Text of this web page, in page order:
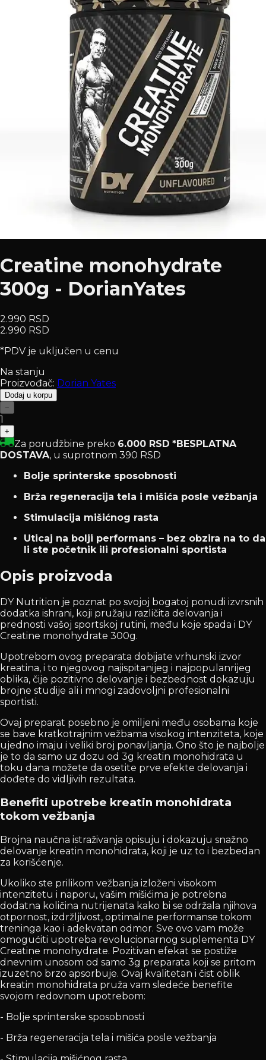
Creatine monohydrate
300g - DorianYates
2.990 RSD
2.990 RSD
*PDV je uključen u cenu
Na stanju
Proizvođač: Dorian Yates
Dodaj u korpu
−
1
+
Za porudžbine preko 6.000 RSD *BESPLATNA
DOSTAVA, u suprotnom 390 RSD
Bolje sprinterske sposobnosti
Brža regeneracija tela i mišića posle vežbanja
Stimulacija mišićnog rasta
Uticaj na bolji performans – bez obzira na to da
li ste početnik ili profesionalni sportista
Opis proizvoda
DY Nutrition je poznat po svojoj bogatoj ponudi izvrsnih
dodatka ishrani, koji pružaju različita delovanja i
prednosti vašoj sportskoj rutini, među koje spada i DY
Creatine monohydrate 300g.
Upotrebom ovog preparata dobijate vrhunski izvor
kreatina, i to njegovog najispitanijeg i najpopulanrijeg
oblika, čije pozitivno delovanje i bezbednost dokazuju
brojne studije ali i mnogi zadovoljni profesionalni
sportisti.
Ovaj preparat posebno je omiljeni među osobama koje
se bave kratkotrajnim vežbama visokog intenziteta, koje
ujedno imaju i veliki broj ponavljanja. Ono što je najbolje
je to da samo uz dozu od 3g kreatin monohidrata u
toku dana možete da osetite prve efekte delovanja i
dođete do vidljivih rezultata.
Benefiti upotrebe kreatin monohidrata
tokom vežbanja
Brojna naučna istraživanja opisuju i dokazuju snažno
delovanje kreatin monohidrata, koji je uz to i bezbedan
za korišćenje.
Ukoliko ste prilikom vežbanja izloženi visokom
intenzitetu i naporu, vašim mišićima je potrebna
dodatna količina nutrijenata kako bi se održala njihova
otpornost, izdržljivost, optimalne performanse tokom
treninga kao i adekvatan odmor. Sve ovo vam može
omogućiti upotreba revolucionarnog suplementa DY
Creatine monohydrate. Pozitivan efekat se postiže
dnevnim unosom od samo 3g preparata koji se pritom
izuzetno brzo apsorbuje. Ovaj kvalitetan i čist oblik
kreatin monohidrata pruža vam sledeće benefite
svojom redovnom upotrebom:
- Bolje sprinterske sposobnosti
- Brža regeneracija tela i mišića posle vežbanja